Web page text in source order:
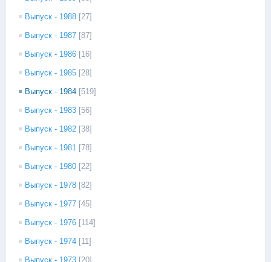
Выпуск - 1988 [27]
Выпуск - 1987 [87]
Выпуск - 1986 [16]
Выпуск - 1985 [28]
Выпуск - 1984 [519]
Выпуск - 1983 [56]
Выпуск - 1982 [38]
Выпуск - 1981 [78]
Выпуск - 1980 [22]
Выпуск - 1978 [82]
Выпуск - 1977 [45]
Выпуск - 1976 [114]
Выпуск - 1974 [11]
Выпуск - 1973 [20]